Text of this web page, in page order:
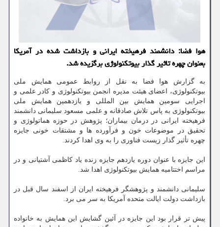
هوا فضا: دانشمند فرهیخته ایرانی و بازداشت شده در آمریكا
بعنوان چهره تاثیر گذار بیوتكنولوژی برگزیده شد.
به گزارش هوا فضا به نقل از روابط عمومی همایش ملی
بیوتكنولوژی، اعضای هیئت مدیره انجمن بیوتكنولوژی و كادر علمی و
اجرایی سومین همایش بین المللی و یازدهمین همایش ملی
بیوتكنولوژی به پاس تلاش صادقانه و علمی مسعود سلیمانی دانشمند
فرهیخته ایرانی در درمان بیماران؛ پژوهش در حوزه هماتولوژی و
تحقیق در موضوعات خون و فرآورده ها و مشتقات خونی جایزه
چهره تأثیر گذار زیست فناوری را به وی اهدا كردند.
این جایزه با عنوان دوره یازدهم جایزه زنده یاد كاظمی آشتیانی و در
مراسم اختتامیه همایش بیوتكنولوژی اهدا شد.
سلیمانی دانشمند و پژوهشگر فرهیخته ایران از اسفند سال قبل در
بازداشت دولت ایالت متحده آمریكا به سر می برد.
پیش تر قرار بود این جایزه در آئین گشایش این همایش به خانواده